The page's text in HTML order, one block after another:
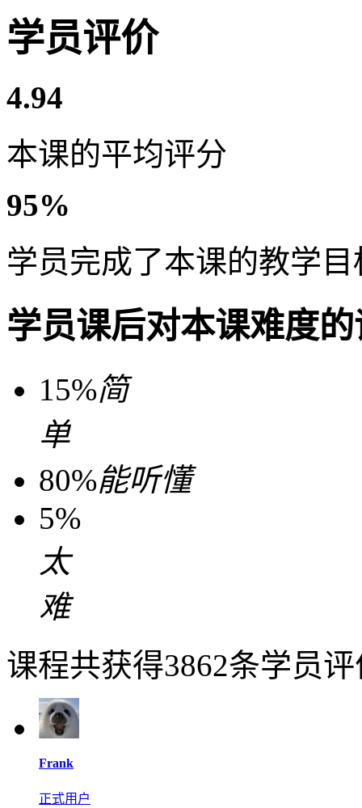
学员评价
4.94
本课的平均评分
95%
学员完成了本课的教学目
学员课后对本课难度
15%简
单
80%能听懂
5%
太
难
课程共获得3862条学员
Frank
正式用户